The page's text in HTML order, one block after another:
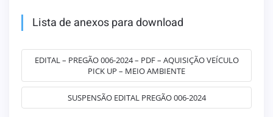
Lista de anexos para download
EDITAL – PREGÃO 006-2024 – PDF – AQUISIÇÃO VEÍCULO
PICK UP – MEIO AMBIENTE
SUSPENSÃO EDITAL PREGÃO 006-2024